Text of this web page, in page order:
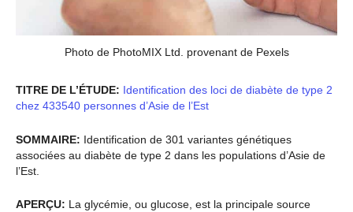
Photo de PhotoMIX Ltd. provenant de Pexels
TITRE DE L’ÉTUDE: Identification des loci de diabète de type 2
chez 433540 personnes d’Asie de l’Est
SOMMAIRE: Identification de 301 variantes génétiques
associées au diabète de type 2 dans les populations d’Asie de
l’Est.
APERÇU: La glycémie, ou glucose, est la principale source